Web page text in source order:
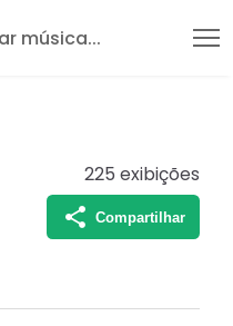
música...
225 exibições
Compartilhar